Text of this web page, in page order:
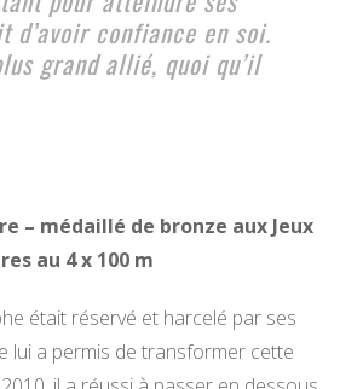
d’avoir confiance en soi.
grand allié, quoi qu’il
– médaillé de bronze aux Jeux
au 4 x 100 m
était réservé et harcelé par ses
lui a permis de transformer cette